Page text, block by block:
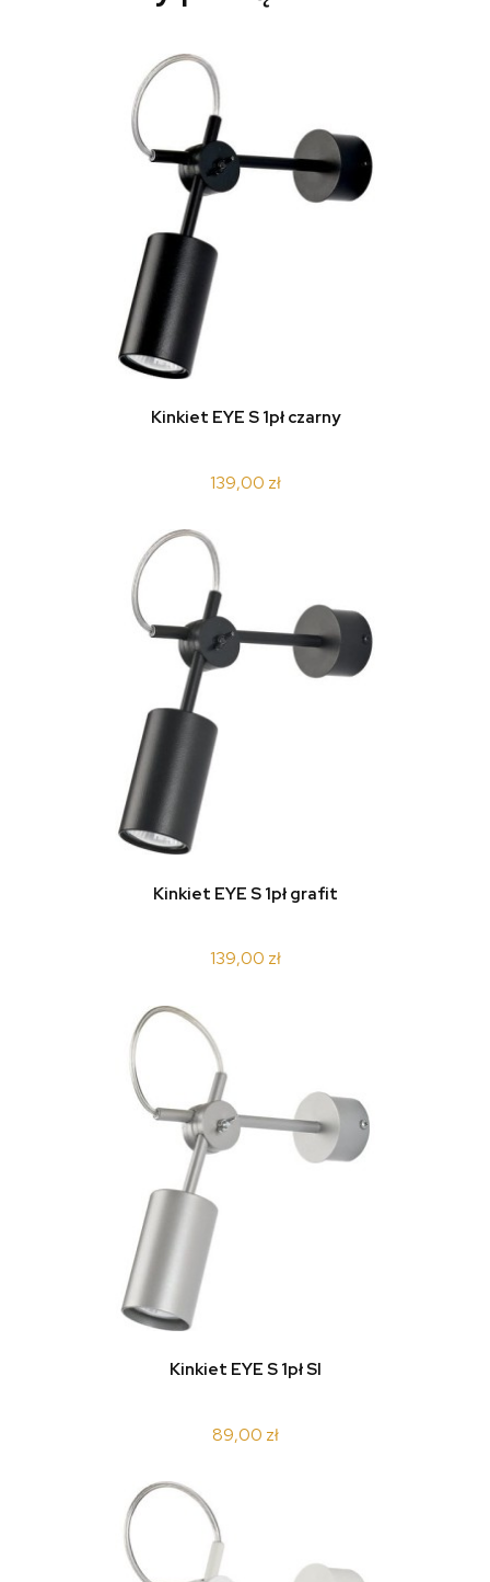
Kinkiet EYE S 1pł czarny
139,00 zł
Kinkiet EYE S 1pł grafit
139,00 zł
Kinkiet EYE S 1pł SI
89,00 zł